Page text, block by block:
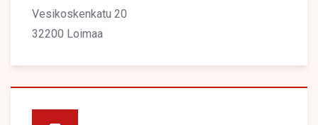
Vesikoskenkatu 20
32200 Loimaa